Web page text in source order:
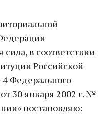
в соответствии
Российской
Федерального
30 января 2002 г. №
постановляю: